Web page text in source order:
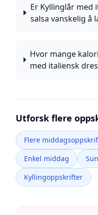
Er Kyllinglår med
salsa vanskelig å
Hvor mange
med italiensk
Utforsk flere
Flere
Enkel middag
Kyllingoppskrifter